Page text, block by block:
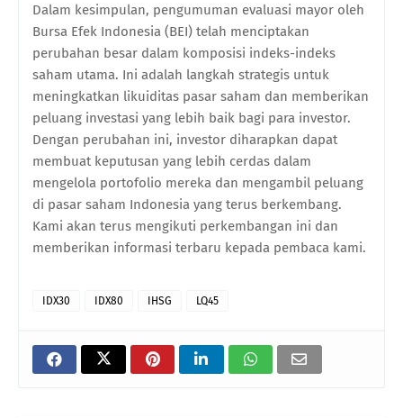
Dalam kesimpulan, pengumuman evaluasi mayor oleh
Bursa Efek Indonesia (BEI) telah menciptakan
perubahan besar dalam komposisi indeks-indeks
saham utama. Ini adalah langkah strategis untuk
meningkatkan likuiditas pasar saham dan memberikan
peluang investasi yang lebih baik bagi para investor.
Dengan perubahan ini, investor diharapkan dapat
membuat keputusan yang lebih cerdas dalam
mengelola portofolio mereka dan mengambil peluang
di pasar saham Indonesia yang terus berkembang.
Kami akan terus mengikuti perkembangan ini dan
memberikan informasi terbaru kepada pembaca kami.
IDX30 IDX80 IHSG LQ45